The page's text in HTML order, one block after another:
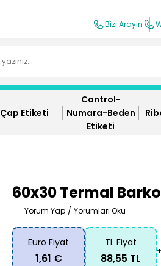
Bizi Arayın
Çap Etiketi
Control-
Numara-Beden
Etiketi
60x30 Termal
Yorum Yap / Yorumları Oku
Euro Fiyat
1,61 €
TL Fiyat
88,55 TL